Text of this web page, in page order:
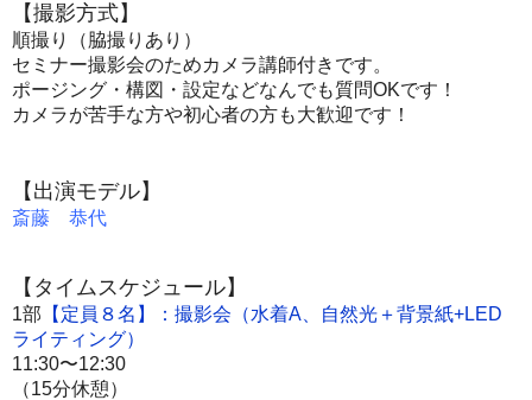
【撮影方式】
順撮り（脇撮りあり）
セミナー撮影会のためカメラ講師付きです。
ポージング・構図・設定などなんでも質問OKです！
カメラが苦手な方や初心者の方も大歓迎です！
【出演モデル】
斎藤 恭代
【タイムスケジュール】
1部 【定員８名】： 撮影会 （水着A、 自然光＋背景紙+LED
ライティング）
11:30〜12:30
（15分休憩）